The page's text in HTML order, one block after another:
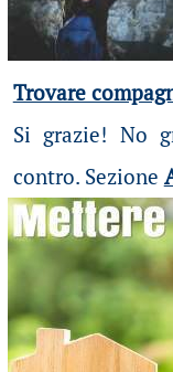
Trovare
Si grazie! No
contro. Sezione